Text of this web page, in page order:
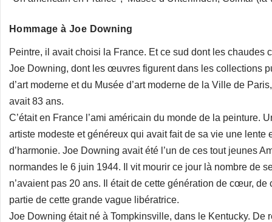
Hommage à Joe Downing
Peintre, il avait choisi la France. Et ce sud dont les chaudes
Joe Downing, dont les œuvres figurent dans les collections
d’art moderne et du Musée d’art moderne de la Ville de
avait 83 ans.
C’était en France l’ami américain du monde de la peinture.
artiste modeste et généreux qui avait fait de sa vie une lente
d’harmonie. Joe Downing avait été l’un de ces tout jeunes
normandes le 6 juin 1944. Il vit mourir ce jour là nombre de
n’avaient pas 20 ans. Il était de cette génération de cœur, de
partie de cette grande vague libératrice.
Joe Downing était né à Tompkinsville, dans le Kentucky. De